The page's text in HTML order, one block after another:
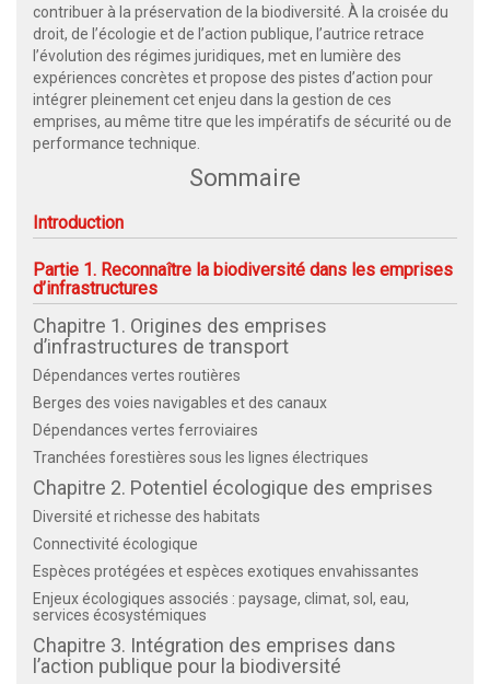
contribuer à la préservation de la biodiversité. À la croisée du
droit, de l’écologie et de l’action publique, l’autrice retrace
l’évolution des régimes juridiques, met en lumière des
expériences concrètes et propose des pistes d’action pour
intégrer pleinement cet enjeu dans la gestion de ces
emprises, au même titre que les impératifs de sécurité ou de
performance technique.
Sommaire
Introduction
Partie 1. Reconnaître la biodiversité dans les emprises
d’infrastructures
Chapitre 1. Origines des emprises
d’infrastructures de transport
Dépendances vertes routières
Berges des voies navigables et des canaux
Dépendances vertes ferroviaires
Tranchées forestières sous les lignes électriques
Chapitre 2. Potentiel écologique des emprises
Diversité et richesse des habitats
Connectivité écologique
Espèces protégées et espèces exotiques envahissantes
Enjeux écologiques associés : paysage, climat, sol, eau,
services écosystémiques
Chapitre 3. Intégration des emprises dans
l’action publique pour la biodiversité